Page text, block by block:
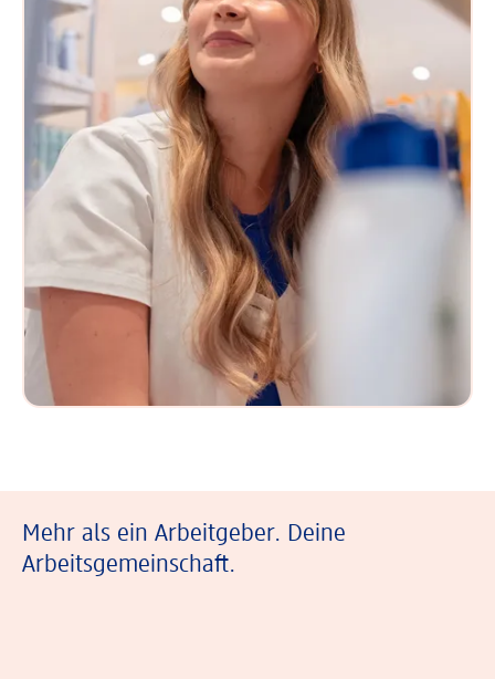
Mehr als ein Arbeitgeber. Deine
Arbeitsgemeinschaft.